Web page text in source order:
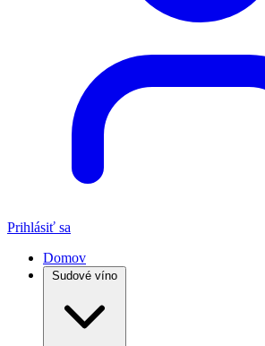
Prihlásiť sa
Domov
Sudové víno